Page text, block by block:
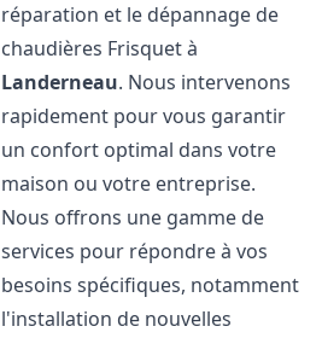
réparation et le dépannage de
chaudières Frisquet à
Landerneau. Nous intervenons
rapidement pour vous garantir
un confort optimal dans votre
maison ou votre entreprise.
Nous offrons une gamme de
services pour répondre à vos
besoins spécifiques, notamment
l'installation de nouvelles